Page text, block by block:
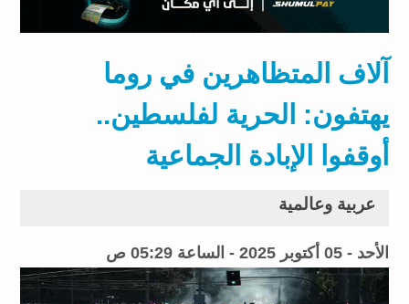
آلاف المتظاهرين في روما
يهتفون: الحرية لفلسطين..
أوقفوا الإبادة الجماعية
عربية وعالمية
الأحد - 05 أكتوبر 2025 - الساعة 05:29 ص